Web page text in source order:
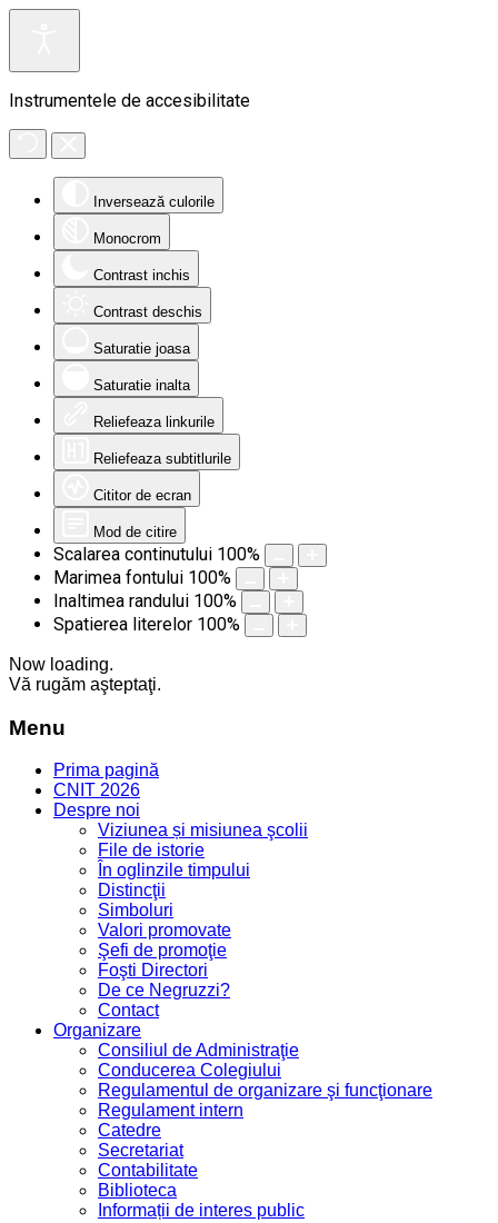
Instrumentele de accesibilitate
Inversează culorile
Monocrom
Contrast inchis
Contrast deschis
Saturatie joasa
Saturatie inalta
Reliefeaza linkurile
Reliefeaza subtitlurile
Cititor de ecran
Mod de citire
Scalarea continutului 100%
Marimea fontului 100%
Inaltimea randului 100%
Spatierea literelor 100%
Now loading.
Vă rugăm aşteptaţi.
Menu
Prima pagină
CNIT 2026
Despre noi
Viziunea și misiunea şcolii
File de istorie
În oglinzile timpului
Distincţii
Simboluri
Valori promovate
Şefi de promoţie
Foşti Directori
De ce Negruzzi?
Contact
Organizare
Consiliul de Administraţie
Conducerea Colegiului
Regulamentul de organizare şi funcţionare
Regulament intern
Catedre
Secretariat
Contabilitate
Biblioteca
Informații de interes public